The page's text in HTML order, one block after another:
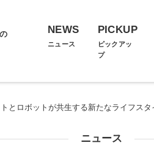
NEWS
ニュース
PICKUP
ピックアッ
プ
トとロボットが共生する新たなライフス
ニュース